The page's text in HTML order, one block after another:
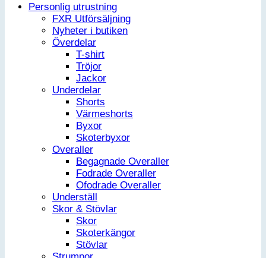
Personlig utrustning
FXR Utförsäljning
Nyheter i butiken
Överdelar
T-shirt
Tröjor
Jackor
Underdelar
Shorts
Värmeshorts
Byxor
Skoterbyxor
Overaller
Begagnade Overaller
Fodrade Overaller
Ofodrade Overaller
Underställ
Skor & Stövlar
Skor
Skoterkängor
Stövlar